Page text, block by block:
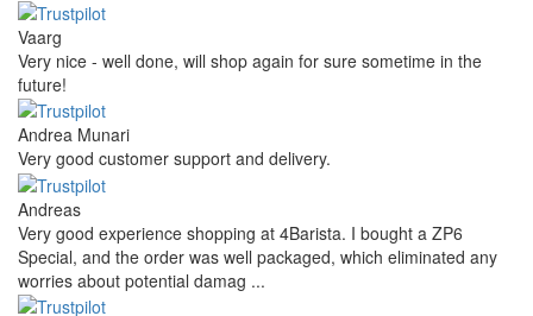
Vaarg
Very nice - well done, will shop again for sure sometime in the
future!
Andrea Munari
Very good customer support and delivery.
Andreas
Very good experience shopping at 4Barista. I bought a ZP6
Special, and the order was well packaged, which eliminated any
worries about potential damag ...